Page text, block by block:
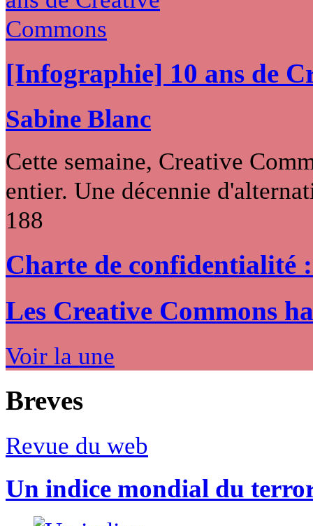
[Infographie] 10 ans de
Sabine Blanc
Cette semaine, Creative
entier. Une décennie
188
Charte de confidentialité
Les Creative Commons
Voir la une
Breves
Revue du web
Un indice mondial du